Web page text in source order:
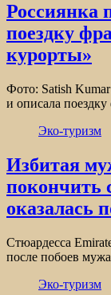
Россиянка
поездку
курорты»
Фото: Satish
и описала
Эко-туризм
Избитая
покончить
оказалась
Стюардесса
после побоев
Эко-туризм